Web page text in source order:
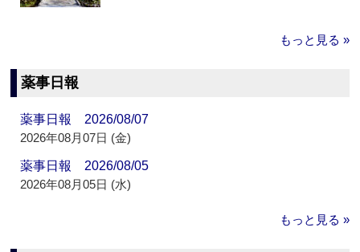
もっと見る »
薬事日報
薬事日報 2026/08/07
2026年08月07日 (金)
薬事日報 2026/08/05
2026年08月05日 (水)
もっと見る »